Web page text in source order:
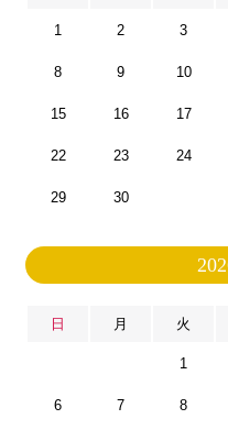
1 2 3
8 9 10
15 16 17
22 23 24
29 30
日 月 火
1
6 7 8